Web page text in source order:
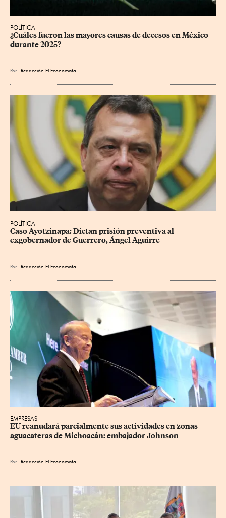
POLÍTICA
¿Cuáles fueron las mayores causas de decesos en México
durante 2025?
Por Redacción El Economista
POLÍTICA
Caso Ayotzinapa: Dictan prisión preventiva al
exgobernador de Guerrero, Ángel Aguirre
Por Redacción El Economista
EMPRESAS
EU reanudará parcialmente sus actividades en zonas
aguacateras de Michoacán: embajador Johnson
Por Redacción El Economista